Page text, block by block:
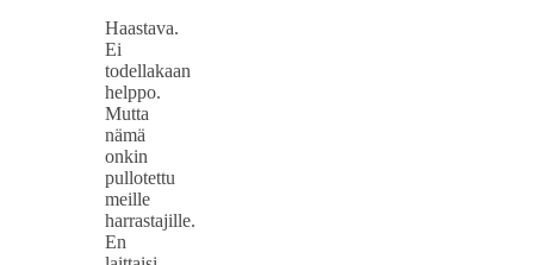
Haastava.
Ei
todellakaan
helppo.
Mutta
nämä
onkin
pullotettu
meille
harrastajille.
En